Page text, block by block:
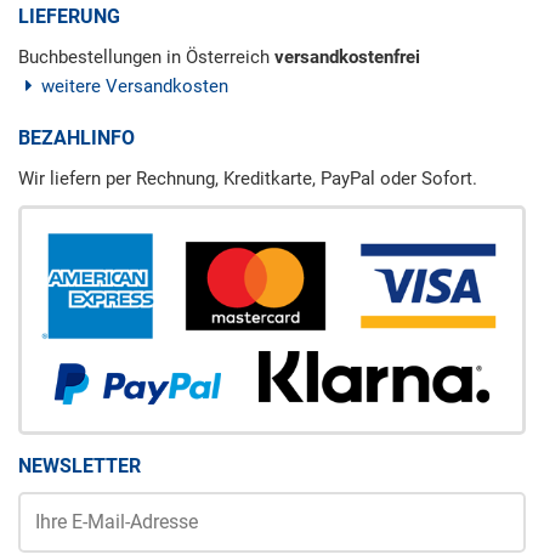
LIEFERUNG
Buchbestellungen in Österreich versandkostenfrei
weitere Versandkosten
BEZAHLINFO
Wir liefern per Rechnung, Kreditkarte, PayPal oder Sofort.
NEWSLETTER